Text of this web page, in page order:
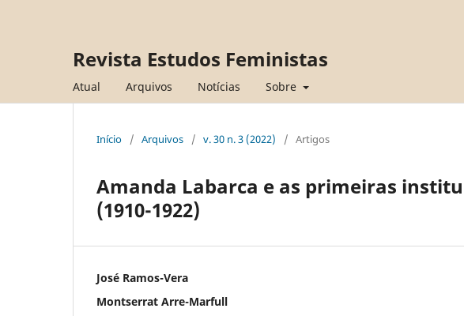
Revista Estudos Feministas
Atual Arquivos Notícias Sobre
Início / Arquivos / v. 30 n. 3 (2022) / Artigos
Amanda Labarca e as primeiras
(1910-1922)
José Ramos-Vera
Montserrat Arre-Marfull